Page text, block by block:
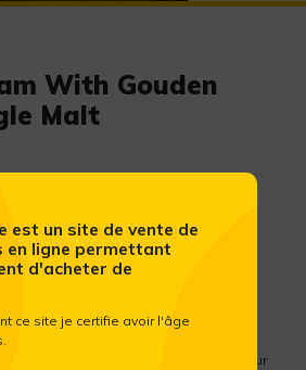
With Gouden
Malt
La Belgian Cream est une liqueur
est un site de vente de
en ligne permettant
d'acheter de
ce site je certifie avoir l'âge